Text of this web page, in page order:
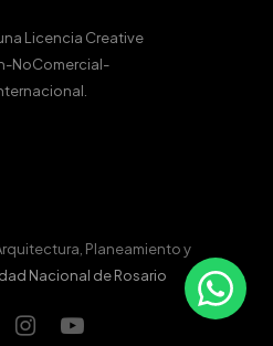
Licencia Creative
NoComercial-
.
Planeamiento y
Nacional de Rosario